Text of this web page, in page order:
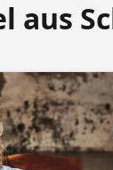
aus